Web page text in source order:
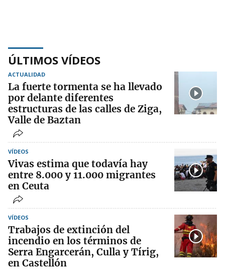
ÚLTIMOS VÍDEOS
ACTUALIDAD
La fuerte tormenta se ha llevado
por delante diferentes
estructuras de las calles de Ziga,
Valle de Baztan
VÍDEOS
Vivas estima que todavía hay
entre 8.000 y 11.000 migrantes
en Ceuta
VÍDEOS
Trabajos de extinción del
incendio en los términos de
Serra Engarcerán, Culla y Tírig,
en Castellón